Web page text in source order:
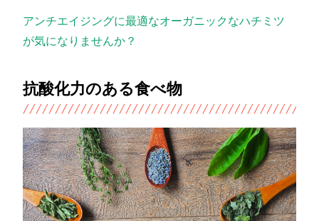
アンチエイジングに最適なオーガニックなハチミツ
が気になりませんか？
抗酸化力のある食べ物